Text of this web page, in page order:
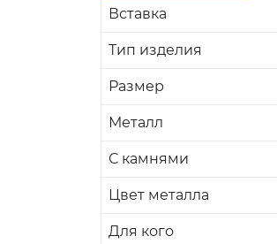
Вставка
Тип изделия
Размер
Металл
С камнями
Цвет металла
Для кого